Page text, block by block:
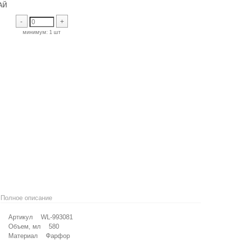
- +
минимум: 1 шт
Полное описание
Артикул WL-993081
Объем, мл 580
Материал Фарфор